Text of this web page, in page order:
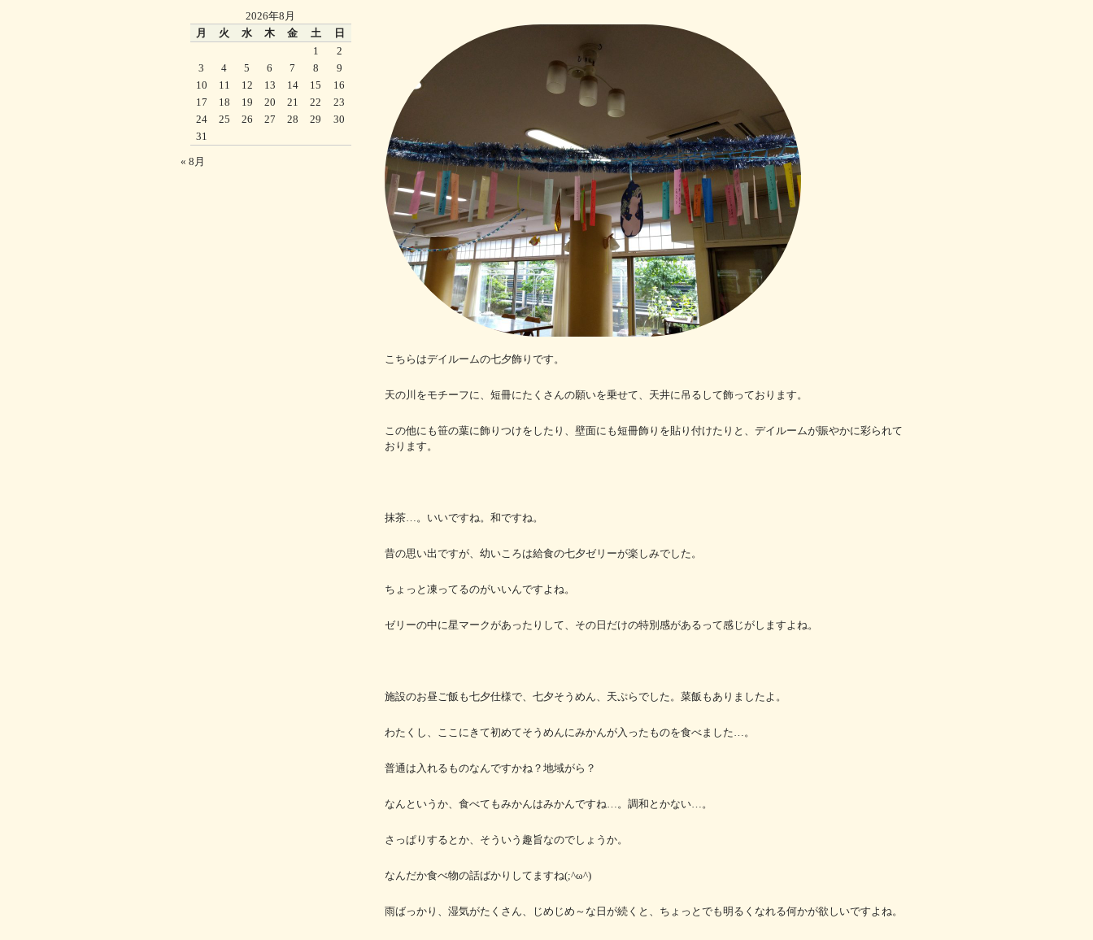
こちらはデイルームの七夕飾りです。
天の川をモチーフに、短冊にたくさんの願いを乗せて、天井に吊るして飾っております。
この他にも笹の葉に飾りつけをしたり、壁面にも短冊飾りを貼り付けたりと、デイルームが賑やかに彩られて
おります。
抹茶…。いいですね。和ですね。
昔の思い出ですが、幼いころは給食の七夕ゼリーが楽しみでした。
ちょっと凍ってるのがいいんですよね。
ゼリーの中に星マークがあったりして、その日だけの特別感があるって感じがしますよね。
施設のお昼ご飯も七夕仕様で、七夕そうめん、天ぷらでした。菜飯もありましたよ。
わたくし、ここにきて初めてそうめんにみかんが入ったものを食べました…。
普通は入れるものなんですかね？地域がら？
なんというか、食べてもみかんはみかんですね…。調和とかない…。
さっぱりするとか、そういう趣旨なのでしょうか。
なんだか食べ物の話ばかりしてますね(;^ω^)
雨ばっかり、湿気がたくさん、じめじめ～な日が続くと、ちょっとでも明るくなれる何かが欲しいですよね。
2026年8月
月
火 水 木 金 土
日
1
2
3
4 5 6 7 8
9
10
11 12 13 14 15
16
17
18 19 20 21 22
23
24
25 26 27 28 29
30
31
« 8月